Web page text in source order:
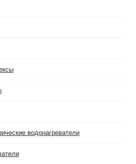
водонагреватели